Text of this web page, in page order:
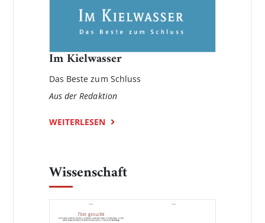
Im Kielwasser
Das Beste zum Schluss
Aus der Redaktion
WEITERLESEN
Wissenschaft